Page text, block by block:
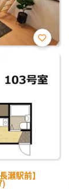
瀬駅前】
お気
録